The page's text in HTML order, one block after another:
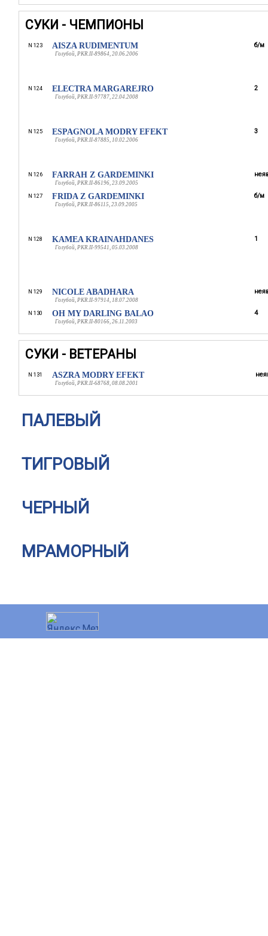
СУКИ - ЧЕМПИОНЫ
N 123 AISZA RUDIMENTUM
Голубой, PKR.II-89864, 20.06.2006
б/м
N 124 ELECTRA MARGAREJRO
Голубой, PKR.II-97787, 22.04.2008
2
N 125 ESPAGNOLA MODRY EFEKT
Голубой, PKR.II-87885, 10.02.2006
3
N 126 FARRAH Z GARDEMINKI
Голубой, PKR.II-86196, 23.09.2005
N 127 FRIDA Z GARDEMINKI
Голубой, PKR.II-86115, 23.09.2005
б/м
N 128 KAMEA KRAINAHDANES
Голубой, PKR.II-99541, 05.03.2008
1
N 129 NICOLE ABADHARA
Голубой, PKR.II-97914, 18.07.2008
N 130 OH MY DARLING BALAO
Голубой, PKR.II-80166, 26.11.2003
4
СУКИ - ВЕТЕРАНЫ
N 131 ASZRA MODRY EFEKT
Голубой, PKR.II-68768, 08.08.2001
ПАЛЕВЫЙ
ТИГРОВЫЙ
ЧЕРНЫЙ
МРАМОРНЫЙ